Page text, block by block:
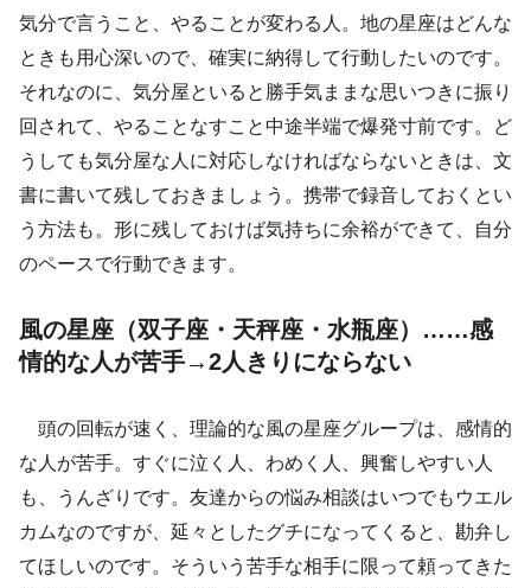
気分で言うこと、やることが変わる人。地の星座はどんな
ときも用心深いので、確実に納得して行動したいのです。
それなのに、気分屋といると勝手気ままな思いつきに振り
回されて、やることなすこと中途半端で爆発寸前です。ど
うしても気分屋な人に対応しなければならないときは、文
書に書いて残しておきましょう。携帯で録音しておくとい
う方法も。形に残しておけば気持ちに余裕ができて、自分
のペースで行動できます。
風の星座（双子座・天秤座・水瓶座）……感
情的な人が苦手→2人きりにならない
頭の回転が速く、理論的な風の星座グループは、感情的
な人が苦手。すぐに泣く人、わめく人、興奮しやすい人
も、うんざりです。友達からの悩み相談はいつでもウエル
カムなのですが、延々としたグチになってくると、勘弁し
てほしいのです。そういう苦手な相手に限って頼ってきた